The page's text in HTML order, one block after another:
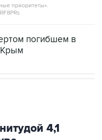
приоритеты».
погибшем в
Крым
4,1